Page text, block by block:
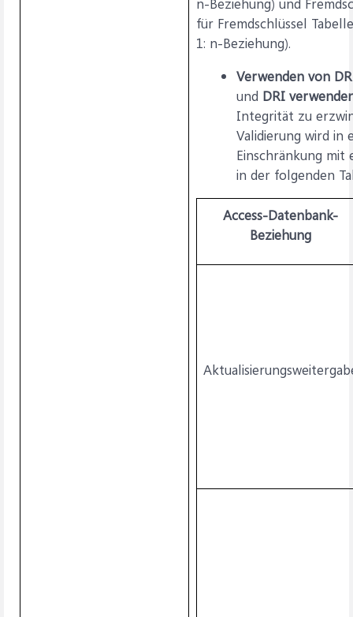
für Fremdschlüssel
1: n-Beziehung).
Verwenden von
und DRI
Integrität zu
Validierung wird in
Einschränkung mit
in der folgenden
Access-Datenbank-
Beziehung